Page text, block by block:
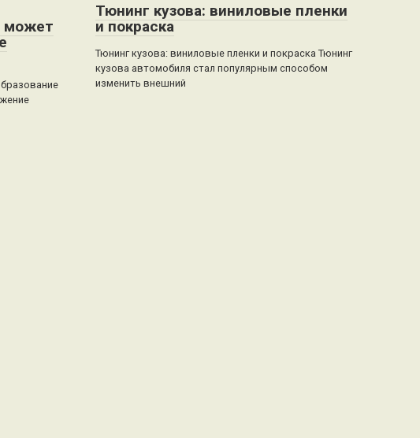
может
Тюнинг кузова: виниловые пленки
и покраска
Тюнинг кузова: виниловые пленки и покраска Тюнинг
кузова автомобиля стал популярным способом
изменить внешний